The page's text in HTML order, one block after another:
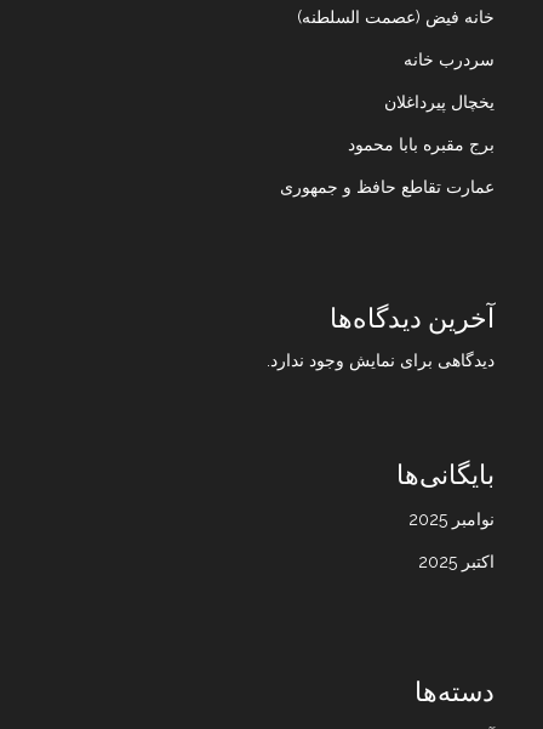
خانه فیض (عصمت السلطنه)
سردرب خانه
یخچال پیرداغلان
برج مقبره بابا محمود
عمارت تقاطع حافظ و جمهوری
آخرین دیدگاه‌ها
دیدگاهی برای نمایش وجود ندارد.
بایگانی‌ها
نوامبر 2025
اکتبر 2025
دسته‌ها